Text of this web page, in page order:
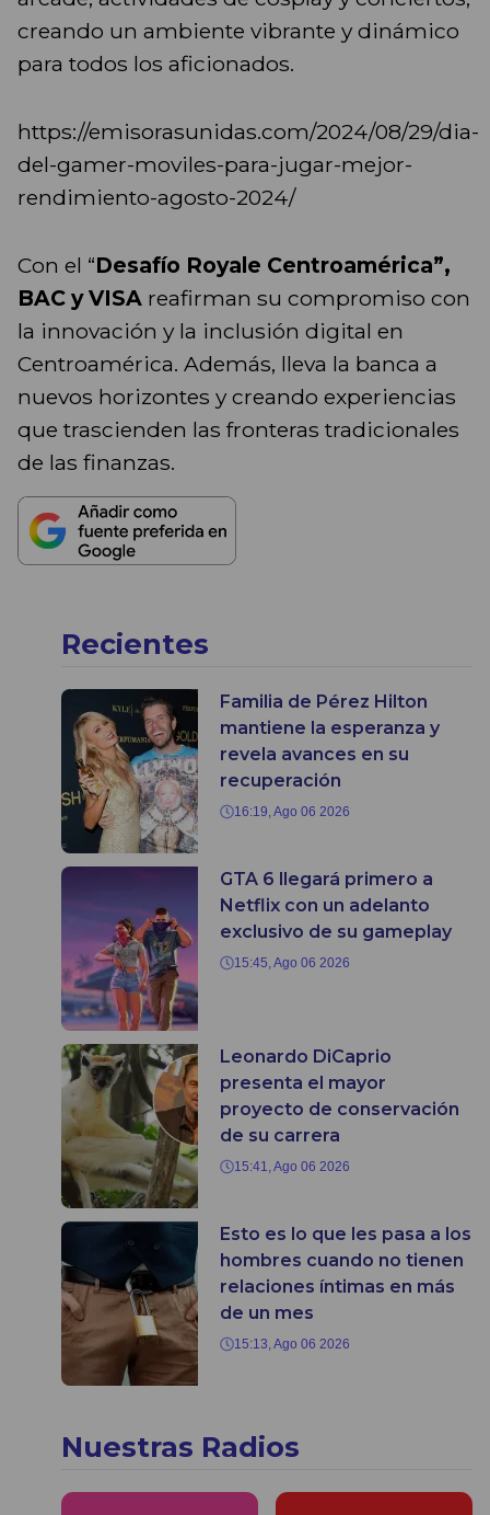
creando un ambiente vibrante y dinámico
para todos los aficionados.
https://emisorasunidas.com/2024/08/29/dia-
del-gamer-moviles-para-jugar-mejor-
rendimiento-agosto-2024/
Con el “Desafío Royale Centroamérica”,
BAC y VISA reafirman su compromiso con
la innovación y la inclusión digital en
Centroamérica. Además, lleva la banca a
nuevos horizontes y creando experiencias
que trascienden las fronteras tradicionales
de las finanzas.
Recientes
Familia de Pérez Hilton
mantiene la esperanza y
revela avances en su
recuperación
16:19, Ago 06 2026
GTA 6 llegará primero a
Netflix con un adelanto
exclusivo de su gameplay
15:45, Ago 06 2026
Leonardo DiCaprio
presenta el mayor
proyecto de conservación
de su carrera
15:41, Ago 06 2026
Esto es lo que les pasa a los
hombres cuando no tienen
relaciones íntimas en más
de un mes
15:13, Ago 06 2026
Nuestras Radios